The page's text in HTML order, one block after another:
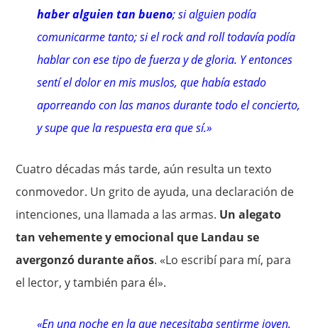
haber alguien tan bueno; si alguien podía
comunicarme tanto; si el rock and roll todavía podía
hablar con ese tipo de fuerza y de gloria. Y entonces
sentí el dolor en mis muslos, que había estado
aporreando con las manos durante todo el concierto,
y supe que la respuesta era que sí.»
Cuatro décadas más tarde, aún resulta un texto
conmovedor. Un grito de ayuda, una declaración de
intenciones, una llamada a las armas. Un alegato
tan vehemente y emocional que Landau se
avergonzó durante años. «Lo escribí para mí, para
el lector, y también para él».
«En una noche en la que necesitaba sentirme joven,